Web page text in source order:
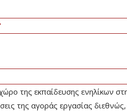
της εκπαίδευσης ενηλίκων
της αγοράς εργασίας